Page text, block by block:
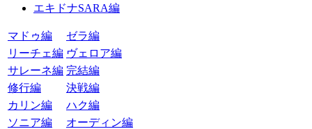
エキドナSARA編
マドゥ編
ゼラ編
リーチェ編 ヴェロア編
サレーネ編 完結編
修行編
決戦編
カリン編
ハク編
ソニア編
オーディン編